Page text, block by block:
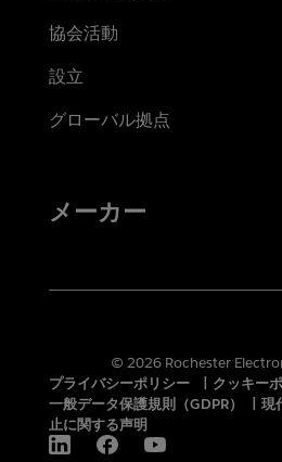
協会活動
設立
グローバル拠点
メーカー
© 2026 Rochester
プライバシーポリシー
クッキー
一般データ保護規則（GDPR）
現
止に関する声明